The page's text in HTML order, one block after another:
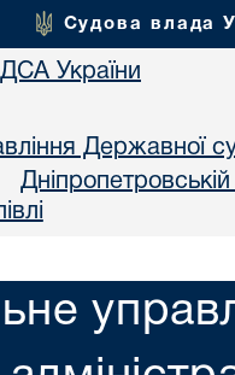
Судова влада
ДСА України
Державної